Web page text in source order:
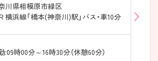
川県相模原市緑区
横浜線「橋本(神奈川)駅」バス・車10分
:09時00分～16時30分（休憩60分）